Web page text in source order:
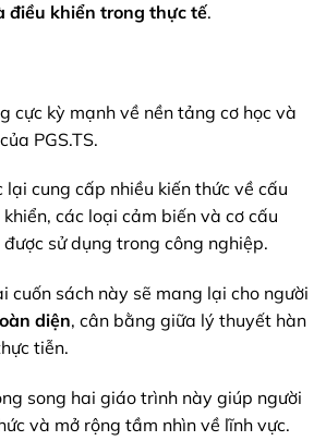
điều khiển trong thực tế.
cực kỳ mạnh về nền tảng cơ học và
PGS.TS.
lại cung cấp nhiều kiến thức về cấu
các loại cảm biến và cơ cấu
sử dụng trong công nghiệp.
cuốn sách này sẽ mang lại cho người
diện, cân bằng giữa lý thuyết hàn
tiễn.
song hai giáo trình này giúp người
và mở rộng tầm nhìn về lĩnh vực.